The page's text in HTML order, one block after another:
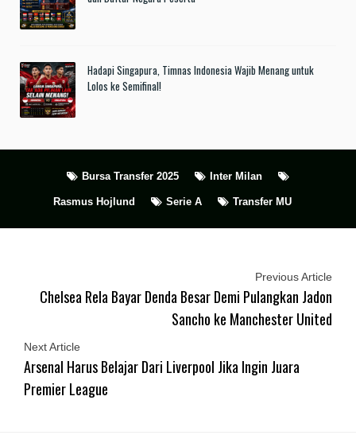
Hadapi Singapura, Timnas Indonesia Wajib Menang untuk
Lolos ke Semifinal!
Bursa Transfer 2025 Inter Milan
Rasmus Hojlund Serie A Transfer MU
Previous Article
Chelsea Rela Bayar Denda Besar Demi Pulangkan Jadon
Sancho ke Manchester United
Next Article
Arsenal Harus Belajar Dari Liverpool Jika Ingin Juara
Premier League